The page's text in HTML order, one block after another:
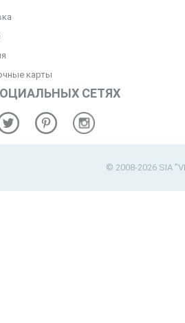
карты
СЕТЯХ
© 2008-2026 SIA